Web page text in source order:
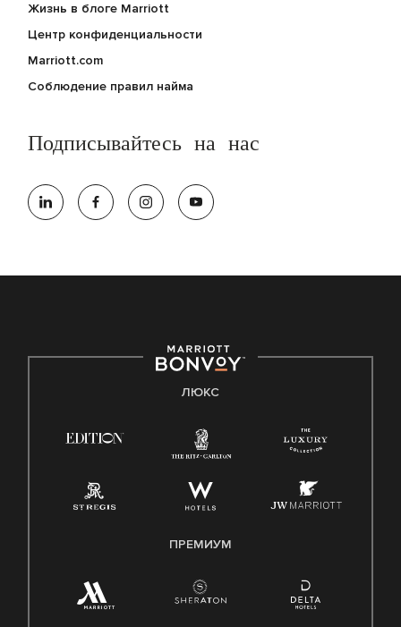
Жизнь в блоге Marriott
Центр конфиденциальности
Marriott.com
Соблюдение правил найма
Подписывайтесь на нас
ЛЮКС
ПРЕМИУМ